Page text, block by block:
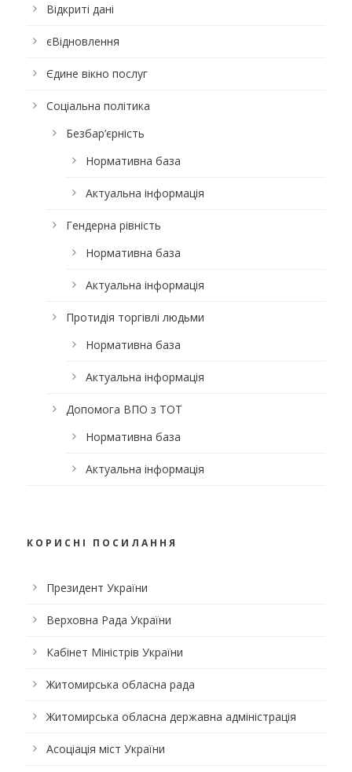
Відкриті дані
єВідновлення
Єдине вікно послуг
Соціальна політика
Безбар’єрність
Нормативна база
Актуальна інформація
Гендерна рівність
Нормативна база
Актуальна інформація
Протидія торгівлі людьми
Нормативна база
Актуальна інформація
Допомога ВПО з ТОТ
Нормативна база
Актуальна інформація
КОРИСНІ ПОСИЛАННЯ
Президент України
Верховна Рада України
Кабінет Міністрів України
Житомирська обласна рада
Житомирська обласна державна адміністрація
Асоціація міст України